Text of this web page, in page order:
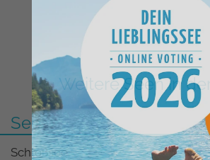
Weitere Seen in
See
Schloßsee